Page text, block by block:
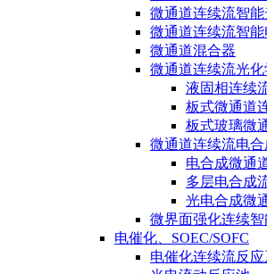
微通道连续流智
微通道连续流智
微通道混合器
微通道连续流光
液固相连续
板式微通道
板式玻璃微
微通道连续流电
电合成微通
多层电合成
光电合成微
微界面强化连续
电催化、SOEC/SOFC
电催化连续流反